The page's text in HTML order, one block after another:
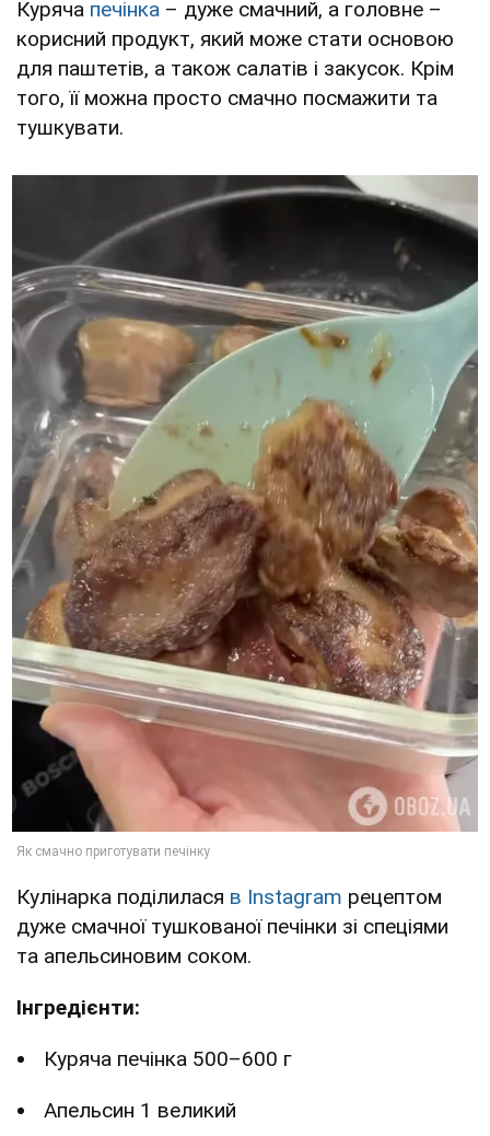
Куряча печінка – дуже смачний, а головне –
корисний продукт, який може стати основою
для паштетів, а також салатів і закусок. Крім
того, її можна просто смачно посмажити та
тушкувати.
Кулінарка поділилася в Instagram рецептом
дуже смачної тушкованої печінки зі спеціями
та апельсиновим соком.
Інгредієнти:
Куряча печінка 500–600 г
Апельсин 1 великий